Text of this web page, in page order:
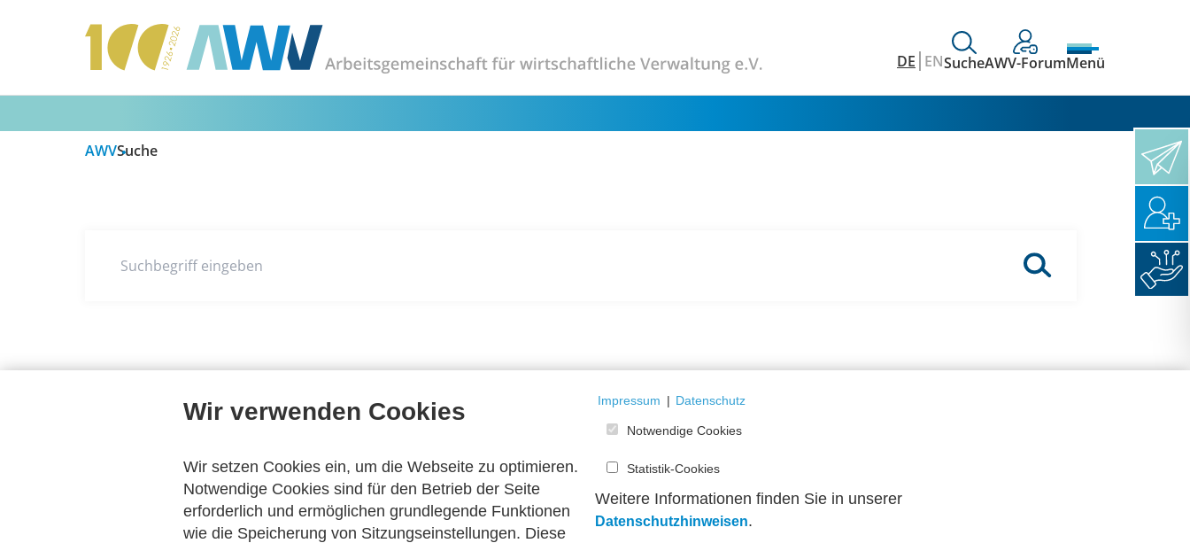
DE ENSucheAWV-ForumMenü
AWVSuche
Suchbegriff eingeben
Wir verwenden Cookies
Wir setzen Cookies ein, um die Webseite zu optimieren.
Notwendige Cookies sind für den Betrieb der Seite
erforderlich und ermöglichen grundlegende Funktionen
wie die Speicherung von Sitzungseinstellungen. Diese
Impressum | Datenschutz
Notwendige Cookies
Statistik-Cookies
Weitere Informationen finden Sie in unserer
Datenschutzhinweisen.